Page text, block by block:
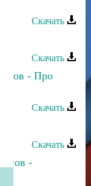
Скачать
Скачать
- Про
Скачать
Скачать
-